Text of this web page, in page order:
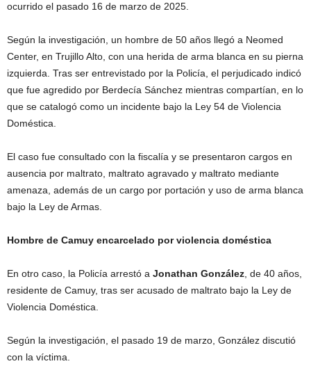
ocurrido el pasado 16 de marzo de 2025.
Según la investigación, un hombre de 50 años llegó a Neomed
Center, en Trujillo Alto, con una herida de arma blanca en su pierna
izquierda. Tras ser entrevistado por la Policía, el perjudicado indicó
que fue agredido por Berdecía Sánchez mientras compartían, en lo
que se catalogó como un incidente bajo la Ley 54 de Violencia
Doméstica.
El caso fue consultado con la fiscalía y se presentaron cargos en
ausencia por maltrato, maltrato agravado y maltrato mediante
amenaza, además de un cargo por portación y uso de arma blanca
bajo la Ley de Armas.
Hombre de Camuy encarcelado por violencia doméstica
En otro caso, la Policía arrestó a Jonathan González , de 40 años,
residente de Camuy, tras ser acusado de maltrato bajo la Ley de
Violencia Doméstica.
Según la investigación, el pasado 19 de marzo, González discutió
con la víctima.